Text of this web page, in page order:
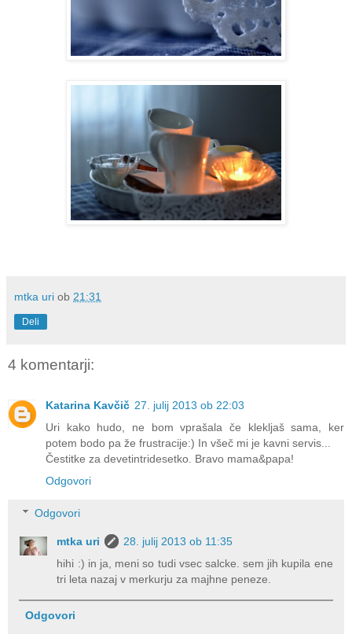
mtka uri ob 21:31
Deli
4 komentarji:
Katarina Kavčič 27. julij 2013 ob 22:03
Uri kako hudo, ne bom vprašala če klekljaš sama, ker
potem bodo pa že frustracije:) In všeč mi je kavni servis...
Čestitke za devetintridesetko. Bravo mama&papa!
Odgovori
Odgovori
mtka uri
28. julij 2013 ob 11:35
hihi :) in ja, meni so tudi vsec salcke. sem jih kupila ene
tri leta nazaj v merkurju za majhne peneze.
Odgovori